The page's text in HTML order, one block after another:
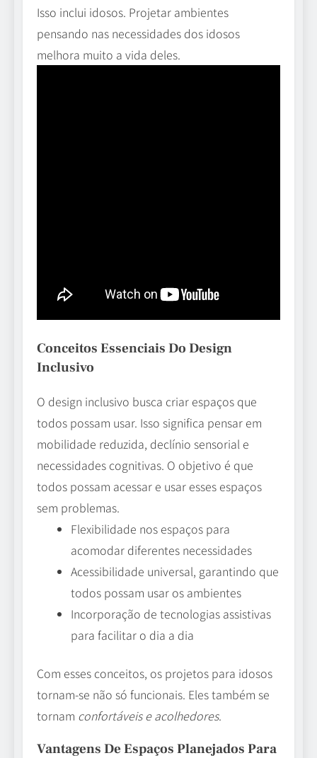
Isso inclui idosos. Projetar ambientes
pensando nas necessidades dos idosos
melhora muito a vida deles.
Conceitos Essenciais Do Design
Inclusivo
O design inclusivo busca criar espaços que
todos possam usar. Isso significa pensar em
mobilidade reduzida, declínio sensorial e
necessidades cognitivas. O objetivo é que
todos possam acessar e usar esses espaços
sem problemas.
Flexibilidade nos espaços para
acomodar diferentes necessidades
Acessibilidade universal, garantindo que
todos possam usar os ambientes
Incorporação de tecnologias assistivas
para facilitar o dia a dia
Com esses conceitos, os projetos para idosos
tornam-se não só funcionais. Eles também se
tornam confortáveis e acolhedores.
Vantagens De Espaços Planejados Para